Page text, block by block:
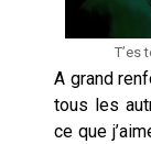
T’es
A grand
tous les
ce que